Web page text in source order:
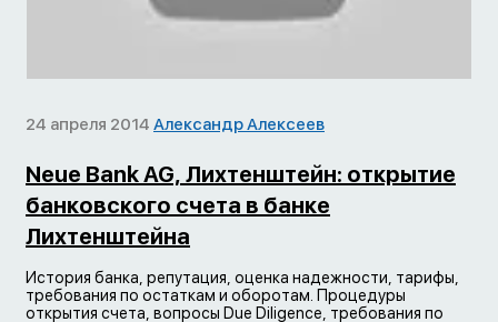
24 апреля 2014 Александр Алексеев
Neue Bank AG, Лихтенштейн: открытие
банковского счета в банке
Лихтенштейна
История банка, репутация, оценка надежности, тарифы,
требования по остаткам и оборотам. Процедуры
открытия счета, вопросы Due Diligence, требования по